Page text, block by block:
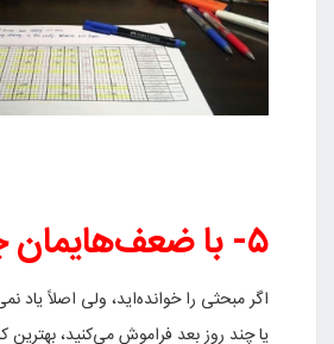
۵- با ضعف‌هایمان
اگر مبحثی را خوانده‌اید، ولی اصلاً یاد
یا چند روز بعد فراموش می‌کنید، بهترین